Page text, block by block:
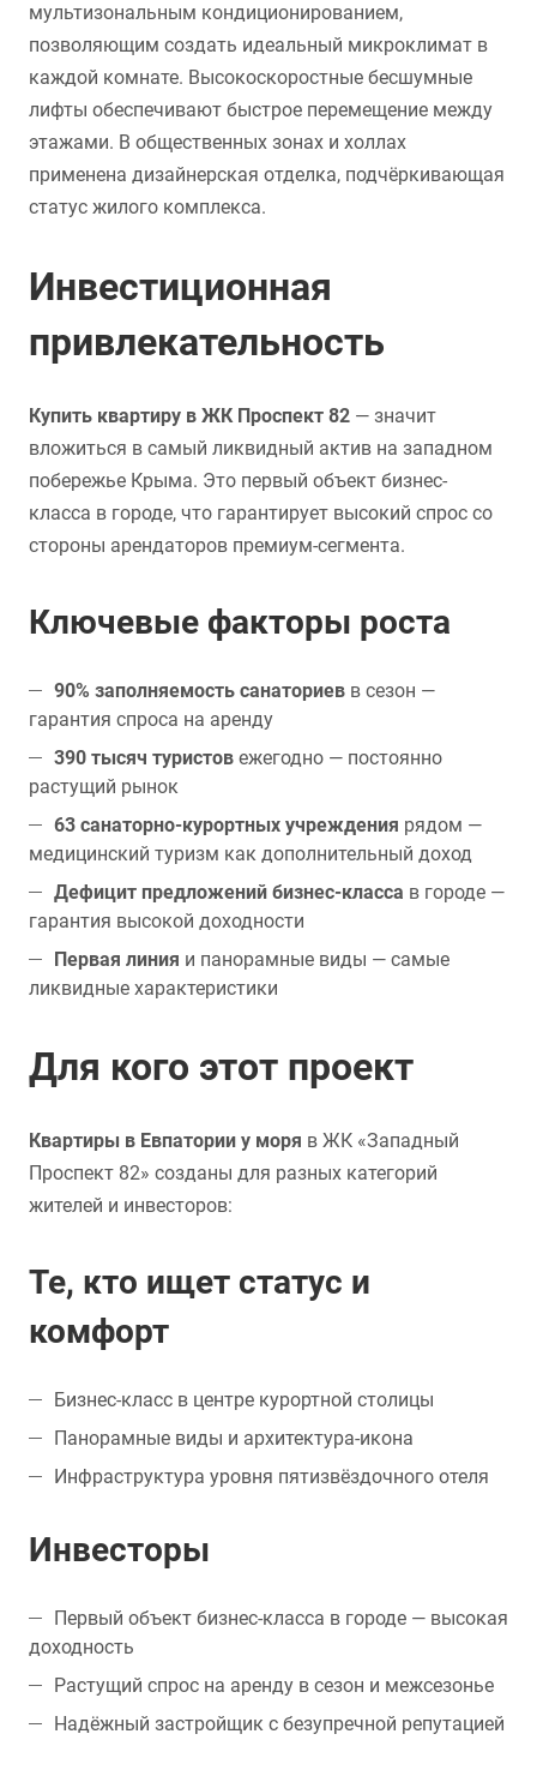
мультизональным кондиционированием,
позволяющим создать идеальный микроклимат в
каждой комнате. Высокоскоростные бесшумные
лифты обеспечивают быстрое перемещение между
этажами. В общественных зонах и холлах
применена дизайнерская отделка, подчёркивающая
статус жилого комплекса.
Инвестиционная
привлекательность
Купить квартиру в ЖК Проспект 82 — значит
вложиться в самый ликвидный актив на западном
побережье Крыма. Это первый объект бизнес-
класса в городе, что гарантирует высокий спрос со
стороны арендаторов премиум-сегмента.
Ключевые факторы роста
90% заполняемость санаториев в сезон —
гарантия спроса на аренду
390 тысяч туристов ежегодно — постоянно
растущий рынок
63 санаторно-курортных учреждения рядом —
медицинский туризм как дополнительный доход
Дефицит предложений бизнес-класса в городе —
гарантия высокой доходности
Первая линия и панорамные виды — самые
ликвидные характеристики
Для кого этот проект
Квартиры в Евпатории у моря в ЖК «Западный
Проспект 82» созданы для разных категорий
жителей и инвесторов:
Те, кто ищет статус и
комфорт
Бизнес-класс в центре курортной столицы
Панорамные виды и архитектура-икона
Инфраструктура уровня пятизвёздочного отеля
Инвесторы
Первый объект бизнес-класса в городе — высокая
доходность
Растущий спрос на аренду в сезон и межсезонье
Надёжный застройщик с безупречной репутацией